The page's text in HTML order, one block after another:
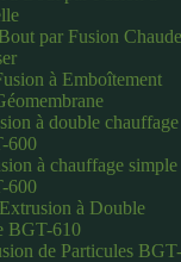
par Fusion Chaude
à Emboîtement
à double chauffage
600
à chauffage simple
600
à Double
BGT-610
de Particules BGT-